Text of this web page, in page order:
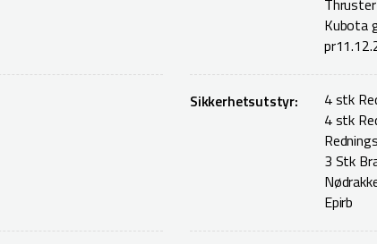
Kubota
Sikkerhetsutstyr:
4 stk
4 stk
3 Stk
Epirb